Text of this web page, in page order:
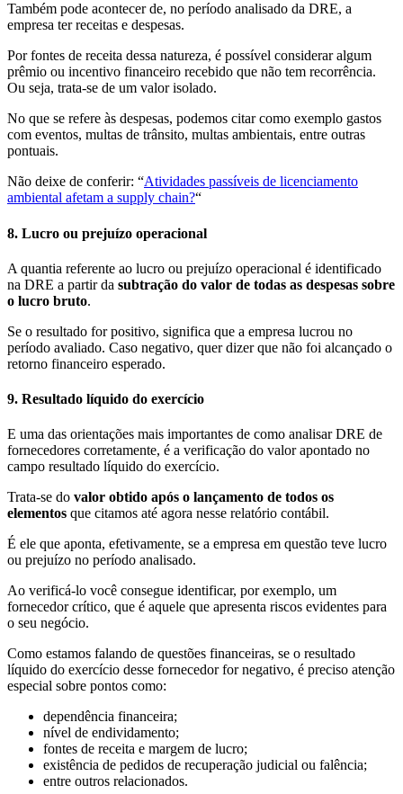
Também pode acontecer de, no período analisado da DRE, a
empresa ter receitas e despesas.
Por fontes de receita dessa natureza, é possível considerar algum
prêmio ou incentivo financeiro recebido que não tem recorrência.
Ou seja, trata-se de um valor isolado.
No que se refere às despesas, podemos citar como exemplo gastos
com eventos, multas de trânsito, multas ambientais, entre outras
pontuais.
Não deixe de conferir: “Atividades passíveis de licenciamento
ambiental afetam a supply chain?“
8. Lucro ou prejuízo operacional
A quantia referente ao lucro ou prejuízo operacional é identificado
na DRE a partir da subtração do valor de todas as despesas sobre
o lucro bruto.
Se o resultado for positivo, significa que a empresa lucrou no
período avaliado. Caso negativo, quer dizer que não foi alcançado o
retorno financeiro esperado.
9. Resultado líquido do exercício
E uma das orientações mais importantes de como analisar DRE de
fornecedores corretamente, é a verificação do valor apontado no
campo resultado líquido do exercício.
Trata-se do valor obtido após o lançamento de todos os
elementos que citamos até agora nesse relatório contábil.
É ele que aponta, efetivamente, se a empresa em questão teve lucro
ou prejuízo no período analisado.
Ao verificá-lo você consegue identificar, por exemplo, um
fornecedor crítico, que é aquele que apresenta riscos evidentes para
o seu negócio.
Como estamos falando de questões financeiras, se o resultado
líquido do exercício desse fornecedor for negativo, é preciso atenção
especial sobre pontos como:
dependência financeira;
nível de endividamento;
fontes de receita e margem de lucro;
existência de pedidos de recuperação judicial ou falência;
entre outros relacionados.